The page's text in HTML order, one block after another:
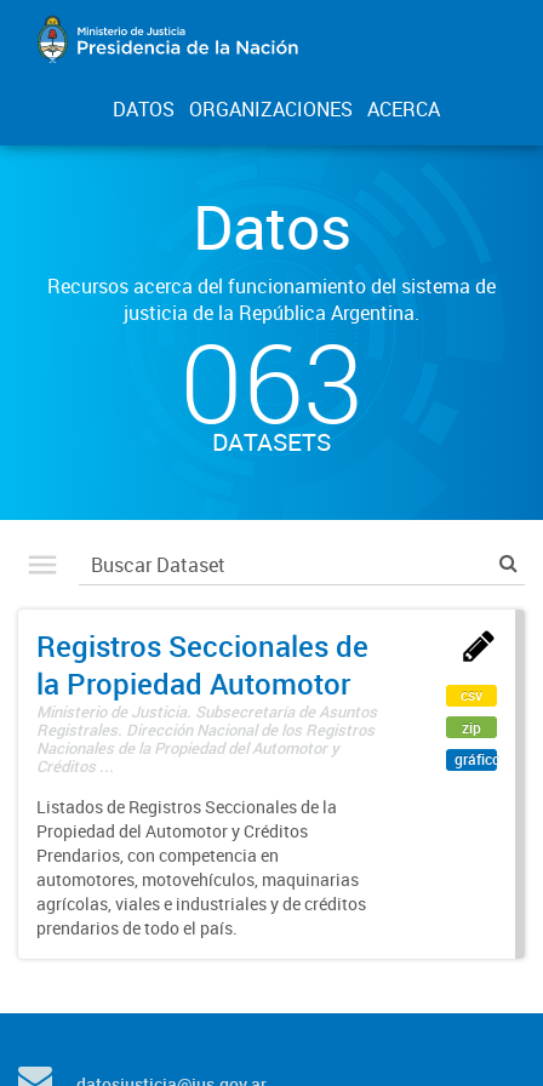
DATOS ORGANIZACIONES ACERCA
Datos
Recursos acerca del funcionamiento del sistema de
justicia de la República Argentina.
063
DATASETS
Registros Seccionales de
la Propiedad Automotor
Ministerio de Justicia. Subsecretaría de Asuntos
Registrales. Dirección Nacional de los Registros
Nacionales de la Propiedad del Automotor y
Créditos ...
Listados de Registros Seccionales de la
Propiedad del Automotor y Créditos
Prendarios, con competencia en
automotores, motovehículos, maquinarias
agrícolas, viales e industriales y de créditos
prendarios de todo el país.
csv
zip
gráfico